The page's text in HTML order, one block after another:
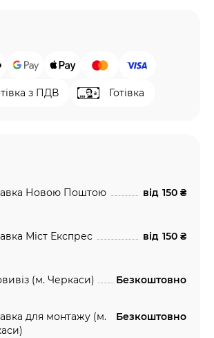
з ПДВ Готівка
Новою Поштою від 150 ₴
Міст Експрес від 150 ₴
(м. Черкаси) Безкоштовно
для монтажу (м.
Безкоштовно